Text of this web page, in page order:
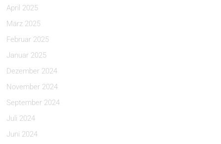
April 2025
März 2025
Februar 2025
Januar 2025
Dezember 2024
November 2024
September 2024
Juli 2024
Juni 2024